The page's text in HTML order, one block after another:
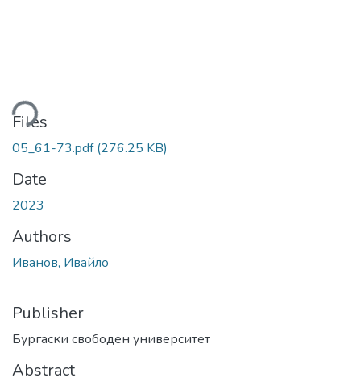
Files
05_61-73.pdf(276.25 KB)
Date
2023
Authors
Иванов, Ивайло
Publisher
Бургаски свободен университет
Abstract